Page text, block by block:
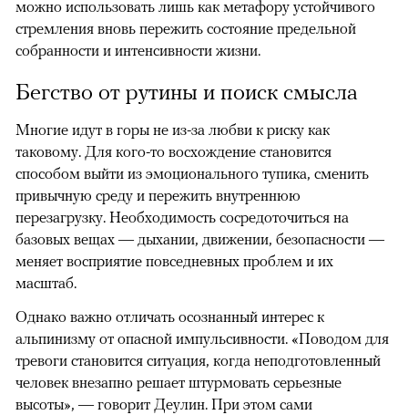
можно использовать лишь как метафору устойчивого
стремления вновь пережить состояние предельной
собранности и интенсивности жизни.
Бегство от рутины и поиск смысла
Многие идут в горы не из-за любви к риску как
таковому. Для кого-то восхождение становится
способом выйти из эмоционального тупика, сменить
привычную среду и пережить внутреннюю
перезагрузку. Необходимость сосредоточиться на
базовых вещах — дыхании, движении, безопасности —
меняет восприятие повседневных проблем и их
масштаб.
Однако важно отличать осознанный интерес к
альпинизму от опасной импульсивности. «Поводом для
тревоги становится ситуация, когда неподготовленный
человек внезапно решает штурмовать серьезные
высоты», — говорит Деулин. При этом сами